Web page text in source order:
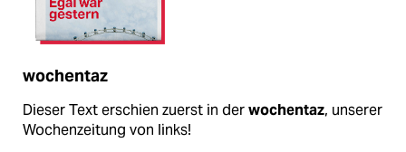
wochentaz
Dieser Text erschien zuerst in derwochentaz, unserer
Wochenzeitung von links!